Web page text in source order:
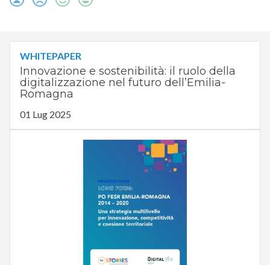
WHITEPAPER
Innovazione e sostenibilità: il ruolo della
digitalizzazione nel futuro dell’Emilia-
Romagna
01 Lug 2025